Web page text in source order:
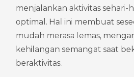
menjalankan aktivitas sehari-
optimal. Hal ini membuat
mudah merasa lemas,
kehilangan semangat saat
beraktivitas.